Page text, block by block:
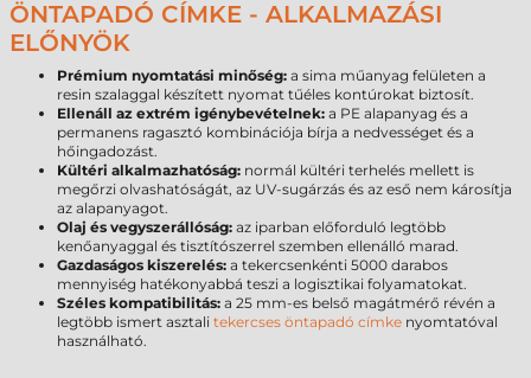
ÖNTAPADÓ CÍMKE - ALKALMAZÁSI
ELŐNYÖK
Prémium nyomtatási minőség: a sima műanyag felületen a
resin szalaggal készített nyomat tűéles kontúrokat biztosít.
Ellenáll az extrém igénybevételnek: a PE alapanyag és a
permanens ragasztó kombinációja bírja a nedvességet és a
hőingadozást.
Kültéri alkalmazhatóság: normál kültéri terhelés mellett is
megőrzi olvashatóságát, az UV-sugárzás és az eső nem károsítja
az alapanyagot.
Olaj és vegyszerállóság: az iparban előforduló legtöbb
kenőanyaggal és tisztítószerrel szemben ellenálló marad.
Gazdaságos kiszerelés: a tekercsenkénti 5000 darabos
mennyiség hatékonyabbá teszi a logisztikai folyamatokat.
Széles kompatibilitás: a 25 mm-es belső magátmérő révén a
legtöbb ismert asztali tekercses öntapadó címke nyomtatóval
használható.